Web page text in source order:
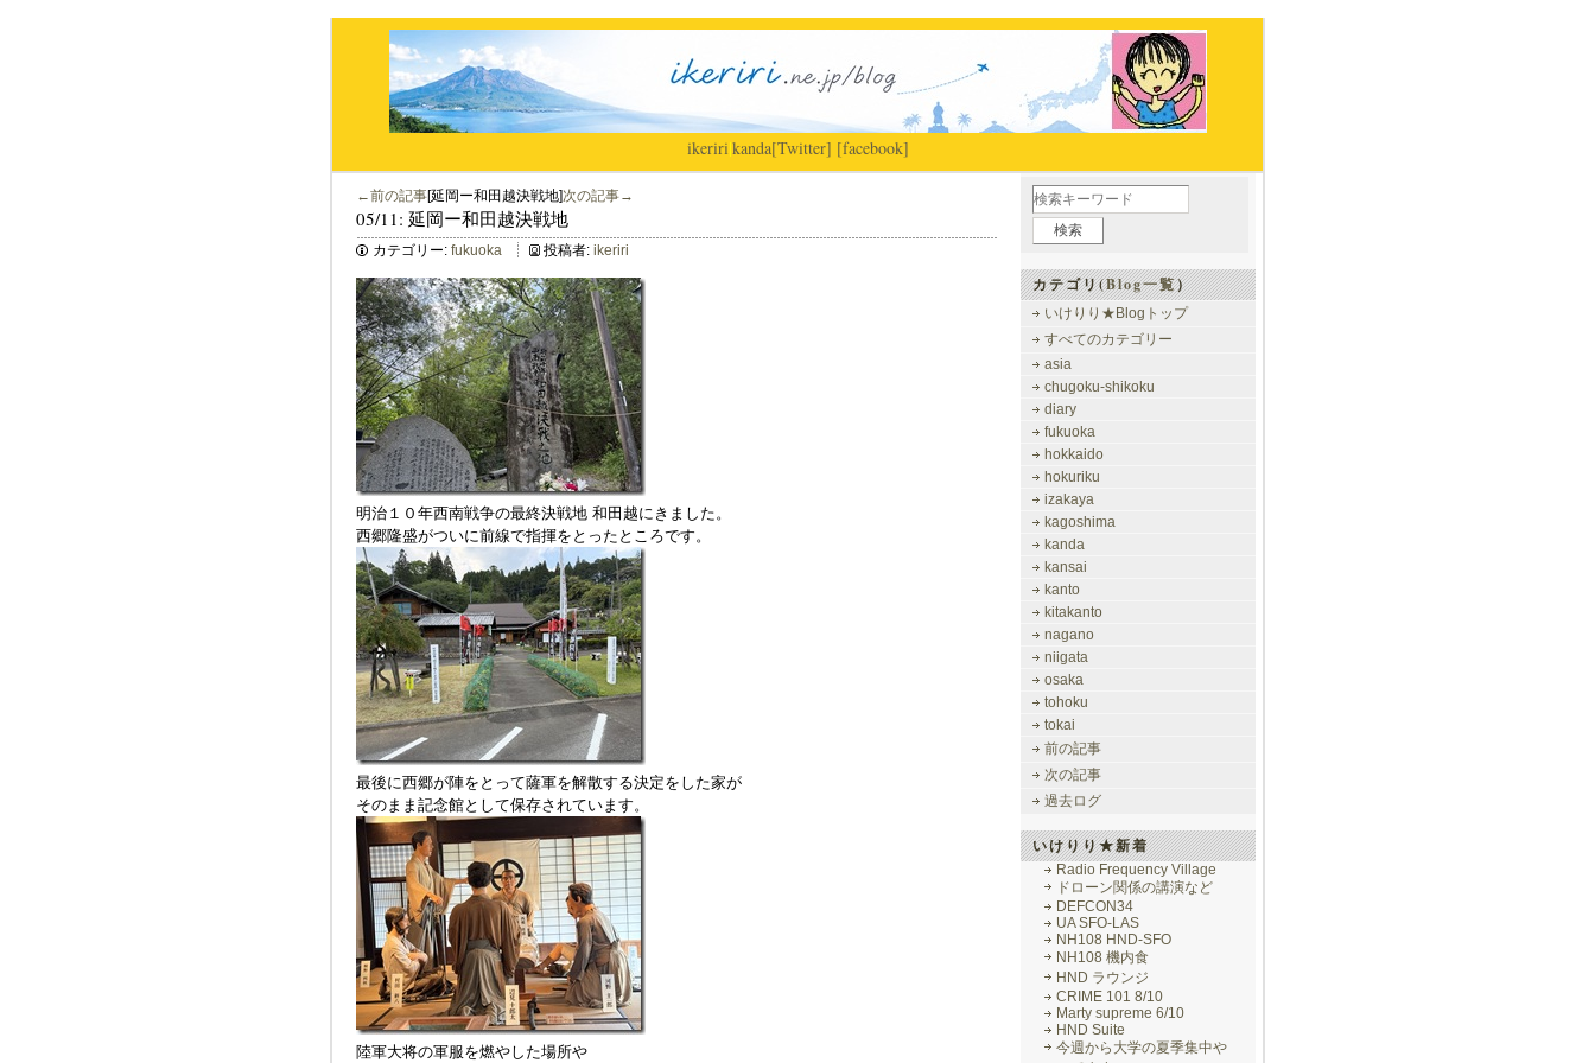
ikeriri|kanda[Twitter] [facebook]
←前の記事[延岡ー和田越決戦地]次の記事→
05/11: 延岡ー和田越決戦地
カテゴリー: fukuoka 投稿者: ikeriri
明治１０年西南戦争の最終決戦地 和田越にきました。
西郷隆盛がついに前線で指揮をとったところです。
最後に西郷が陣をとって薩軍を解散する決定をした家が
そのまま記念館として保存されています。
陸軍大将の軍服を燃やした場所や
カテゴリ(Blog一覧）
いけりり★Blogトップ
すべてのカテゴリー
asia
chugoku-shikoku
diary
fukuoka
hokkaido
hokuriku
izakaya
kagoshima
kanda
kansai
kanto
kitakanto
nagano
niigata
osaka
tohoku
tokai
前の記事
次の記事
過去ログ
いけりり★新着
Radio Frequency Village
ドローン関係の講演など
DEFCON34
UA SFO-LAS
NH108 HND-SFO
NH108 機内食
HND ラウンジ
CRIME 101 8/10
Marty supreme 6/10
HND Suite
今週から大学の夏季集中や